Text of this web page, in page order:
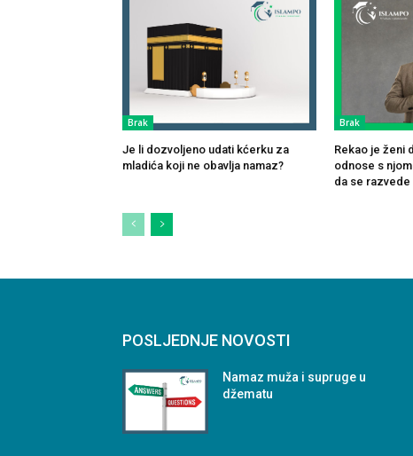
Brak
Je li dozvoljeno udati kćerku za
mladića koji ne obavlja namaz?
Brak
Rekao je ženi
odnose s
da se razvede
POSLJEDNJE NOVOSTI
Namaz muža i supruge u
džematu